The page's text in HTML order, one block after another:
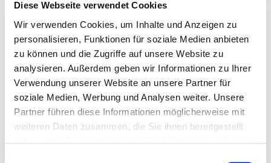
Diese Webseite verwendet Cookies
Wir verwenden Cookies, um Inhalte und Anzeigen zu
personalisieren, Funktionen für soziale Medien anbieten
zu können und die Zugriffe auf unsere Website zu
analysieren. Außerdem geben wir Informationen zu Ihrer
Verwendung unserer Website an unsere Partner für
soziale Medien, Werbung und Analysen weiter. Unsere
Partner führen diese Informationen möglicherweise mit
weiteren Daten zusammen, die Sie ihnen bereitgestellt
Bitte bieten Sie mir Flüge an
Persönliche Daten